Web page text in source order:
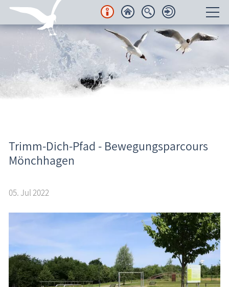
Unterkünfte
Regionales
Urlaubsorte
Freizeit
Wissenswertes
Veranstaltungen
Aktuelles
Fischland-Darß-Zingst.net: neu eingestellte Unterkünfte, neue Beiträge,
neue Bilderserien von traditionellen Festen
Trimm-Dich-Pfad - Bewegungsparcours
Mönchhagen
05. Jul 2022